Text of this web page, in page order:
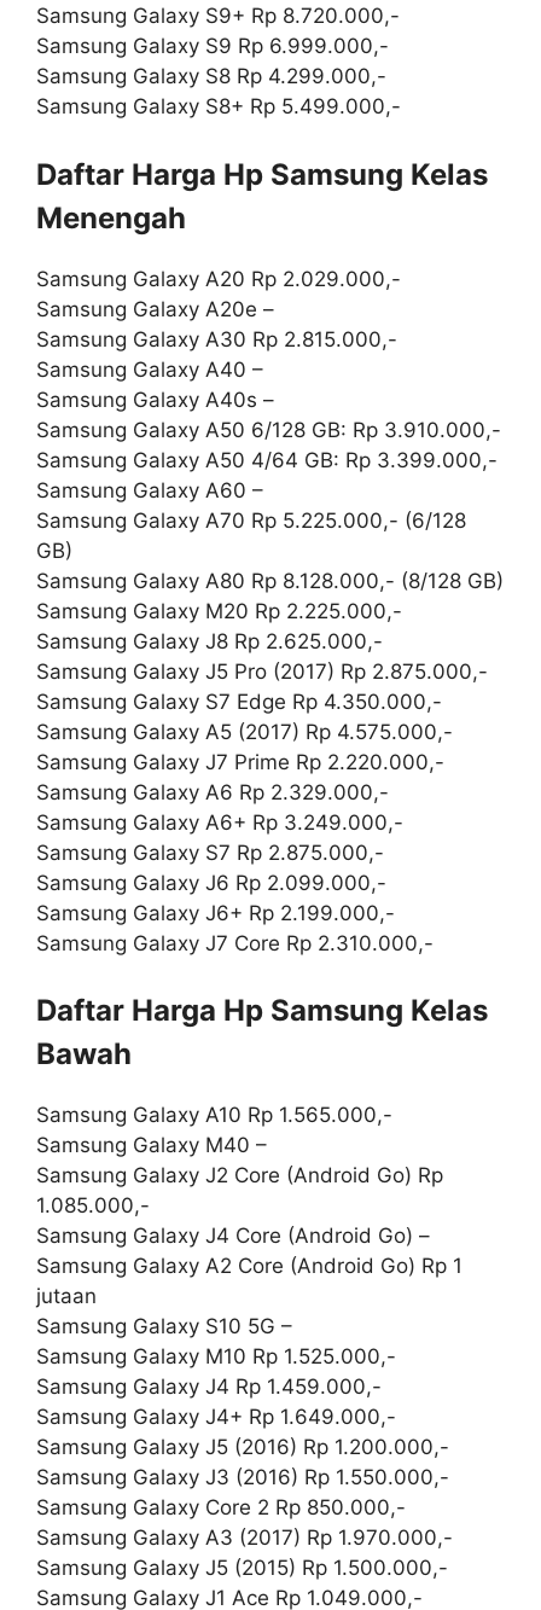
Samsung Galaxy S9+ Rp 8.720.000,-
Samsung Galaxy S9 Rp 6.999.000,-
Samsung Galaxy S8 Rp 4.299.000,-
Samsung Galaxy S8+ Rp 5.499.000,-
Daftar Harga Hp Samsung Kelas
Menengah
Samsung Galaxy A20 Rp 2.029.000,-
Samsung Galaxy A20e –
Samsung Galaxy A30 Rp 2.815.000,-
Samsung Galaxy A40 –
Samsung Galaxy A40s –
Samsung Galaxy A50 6/128 GB: Rp 3.910.000,-
Samsung Galaxy A50 4/64 GB: Rp 3.399.000,-
Samsung Galaxy A60 –
Samsung Galaxy A70 Rp 5.225.000,- (6/128
GB)
Samsung Galaxy A80 Rp 8.128.000,- (8/128 GB)
Samsung Galaxy M20 Rp 2.225.000,-
Samsung Galaxy J8 Rp 2.625.000,-
Samsung Galaxy J5 Pro (2017) Rp 2.875.000,-
Samsung Galaxy S7 Edge Rp 4.350.000,-
Samsung Galaxy A5 (2017) Rp 4.575.000,-
Samsung Galaxy J7 Prime Rp 2.220.000,-
Samsung Galaxy A6 Rp 2.329.000,-
Samsung Galaxy A6+ Rp 3.249.000,-
Samsung Galaxy S7 Rp 2.875.000,-
Samsung Galaxy J6 Rp 2.099.000,-
Samsung Galaxy J6+ Rp 2.199.000,-
Samsung Galaxy J7 Core Rp 2.310.000,-
Daftar Harga Hp Samsung Kelas
Bawah
Samsung Galaxy A10 Rp 1.565.000,-
Samsung Galaxy M40 –
Samsung Galaxy J2 Core (Android Go) Rp
1.085.000,-
Samsung Galaxy J4 Core (Android Go) –
Samsung Galaxy A2 Core (Android Go) Rp 1
jutaan
Samsung Galaxy S10 5G –
Samsung Galaxy M10 Rp 1.525.000,-
Samsung Galaxy J4 Rp 1.459.000,-
Samsung Galaxy J4+ Rp 1.649.000,-
Samsung Galaxy J5 (2016) Rp 1.200.000,-
Samsung Galaxy J3 (2016) Rp 1.550.000,-
Samsung Galaxy Core 2 Rp 850.000,-
Samsung Galaxy A3 (2017) Rp 1.970.000,-
Samsung Galaxy J5 (2015) Rp 1.500.000,-
Samsung Galaxy J1 Ace Rp 1.049.000,-